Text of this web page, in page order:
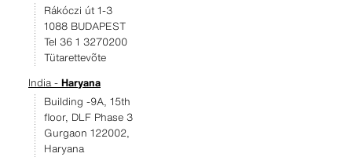
Rákóczi út 1-3
1088 BUDAPEST
Tel 36 1 3270200
Tütarettevõte
India - Haryana
Building -9A, 15th
floor, DLF Phase 3
Gurgaon 122002,
Haryana